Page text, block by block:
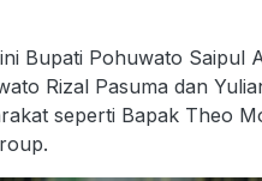
Bupati Pohuwato Saipul
Rizal Pasuma dan
seperti Bapak Theo